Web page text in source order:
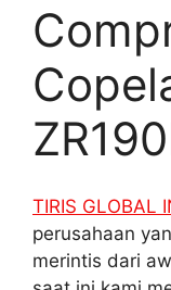
TIRIS GLOBAL
perusahaan
merintis dari